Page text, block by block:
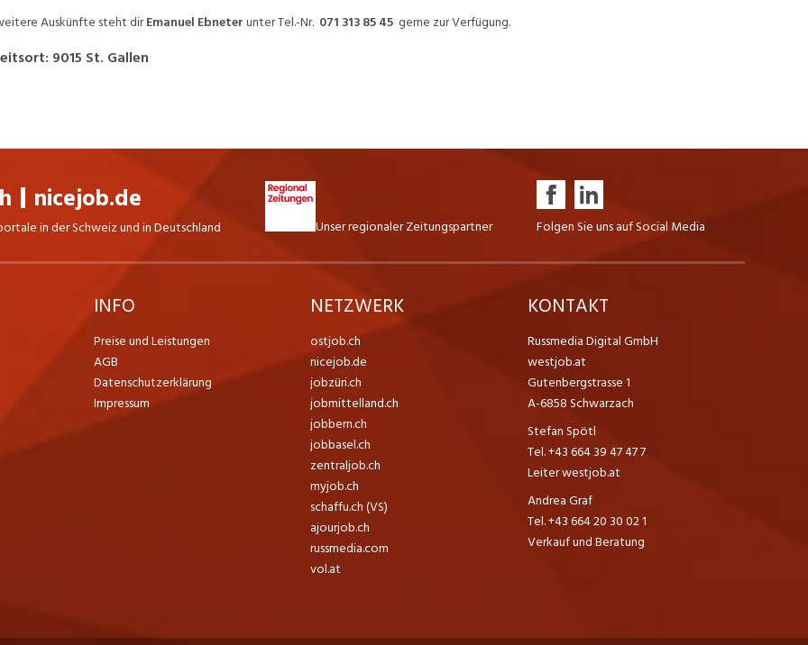
Auskünfte steht dirEmanuel Ebneterunter Tel.-Nr. 071 313 85 45gerne zur Verfügung.
: 9015 St. Gallen
nicejob.de
in der Schweiz und in Deutschland Unser regionaler Zeitungspartner Folgen Sie uns auf Social Media
INFO
Preise und Leistungen
AGB
Datenschutzerklärung
Impressum
NETZWERK
ostjob.ch
nicejob.de
jobzüri.ch
jobmittelland.ch
jobbern.ch
jobbasel.ch
zentraljob.ch
myjob.ch
schaffu.ch (VS)
ajourjob.ch
russmedia.com
vol.at
KONTAKT
Russmedia Digital GmbH
westjob.at
Gutenbergstrasse 1
A-6858 Schwarzach
Stefan Spötl
Tel. +43 664 39 47 47 7
Leiter westjob.at
Andrea Graf
Tel. +43 664 20 30 02 1
Verkauf und Beratung